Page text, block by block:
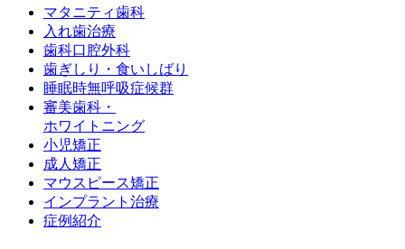
マタニティ歯科
入れ歯治療
歯科口腔外科
歯ぎしり・食いしばり
睡眠時無呼吸症候群
審美歯科・
ホワイトニング
小児矯正
成人矯正
マウスピース矯正
インプラント治療
症例紹介